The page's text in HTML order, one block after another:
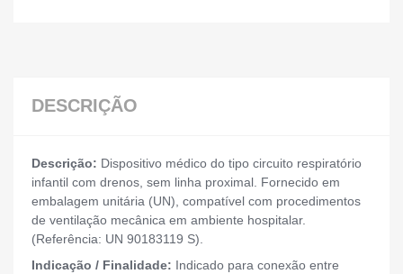
DESCRIÇÃO
Descrição: Dispositivo médico do tipo circuito respiratório
infantil com drenos, sem linha proximal. Fornecido em
embalagem unitária (UN), compatível com procedimentos
de ventilação mecânica em ambiente hospitalar.
(Referência: UN 90183119 S).
Indicação / Finalidade: Indicado para conexão entre